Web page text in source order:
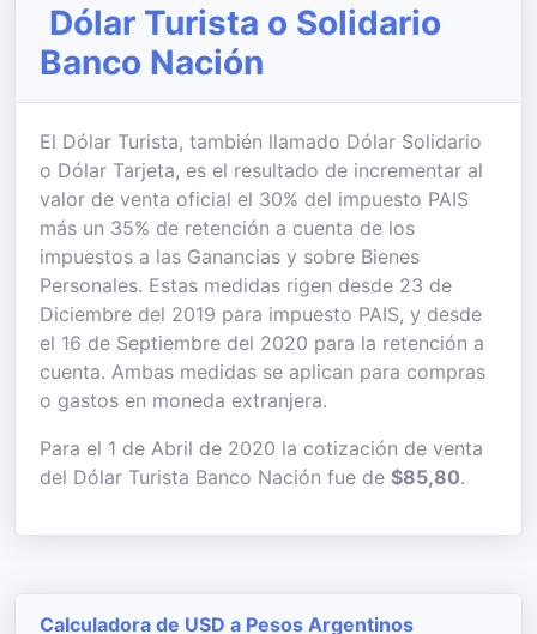
Dólar Turista o Solidario
Banco Nación
El Dólar Turista, también llamado Dólar Solidario
o Dólar Tarjeta, es el resultado de incrementar al
valor de venta oficial el 30% del impuesto PAIS
más un 35% de retención a cuenta de los
impuestos a las Ganancias y sobre Bienes
Personales. Estas medidas rigen desde 23 de
Diciembre del 2019 para impuesto PAIS, y desde
el 16 de Septiembre del 2020 para la retención a
cuenta. Ambas medidas se aplican para compras
o gastos en moneda extranjera.
Para el 1 de Abril de 2020 la cotización de venta
del Dólar Turista Banco Nación fue de $85,80.
Calculadora de USD a Pesos Argentinos